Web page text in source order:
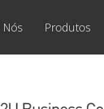
Nós Produtos